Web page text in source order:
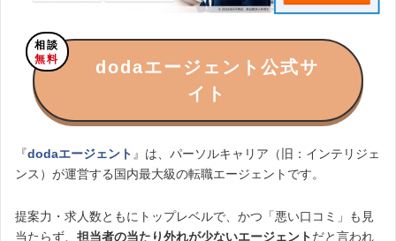
相談
無料
dodaエージェント公式サ
イト
『dodaエージェント 』は、パーソルキャリア（旧：インテリジェ
ンス）が運営する国内最大級の転職エージェントです。
提案力・求人数ともにトップレベルで、かつ「悪い口コミ」も見
当たらず、 担当者の当たり外れが少ないエージェントだと言われ